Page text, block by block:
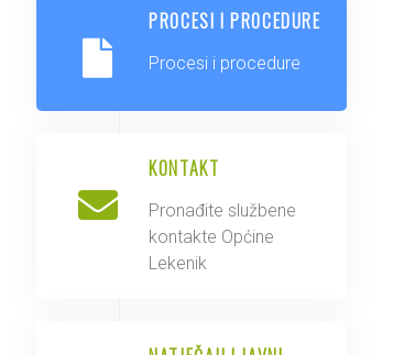
PROCESI I PROCEDURE
Procesi i procedure
KONTAKT
Pronađite službene
kontakte Općine
Lekenik